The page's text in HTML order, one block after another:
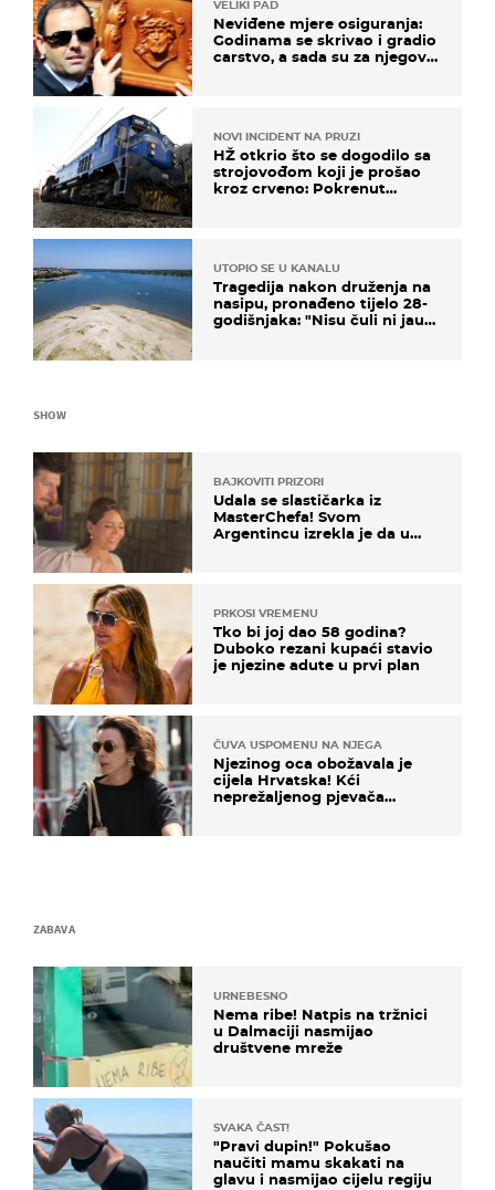
VELIKI PAD
Neviđene mjere osiguranja:
Godinama se skrivao i gradio
carstvo, a sada su za njegovo
NOVI INCIDENT NA PRUZI
HŽ otkrio što se dogodilo sa
strojovođom koji je prošao
kroz crveno: Pokrenut
UTOPIO SE U KANALU
Tragedija nakon druženja na
nasipu, pronađeno tijelo 28-
godišnjaka: "Nisu čuli ni jauk
SHOW
BAJKOVITI PRIZORI
Udala se slastičarka iz
MasterChefa! Svom
Argentincu izrekla je da u
PRKOSI VREMENU
Tko bi joj dao 58 godina?
Duboko rezani kupaći stavio
je njezine adute u prvi plan
ČUVA USPOMENU NA NJEGA
Njezinog oca obožavala je
cijela Hrvatska! Kći
neprežaljenog pjevača
ZABAVA
URNEBESNO
Nema ribe! Natpis na tržnici
u Dalmaciji nasmijao
društvene mreže
SVAKA ČAST!
"Pravi dupin!" Pokušao
naučiti mamu skakati na
glavu i nasmijao cijelu regiju